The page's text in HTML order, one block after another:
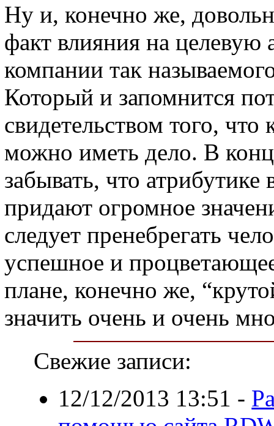
Ну и, конечно же,
факт влияния на целевую
компании так
Который и запомнится
свидетельством того,
можно иметь дело. В
забывать, что
придают огромное
следует пренебрегать
успешное и
плане, конечно же,
значить очень и
Свежие записи:
12/12/2013 13:51 -